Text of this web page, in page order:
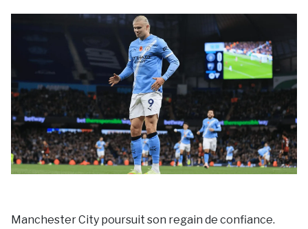
Manchester City poursuit son regain de confiance.